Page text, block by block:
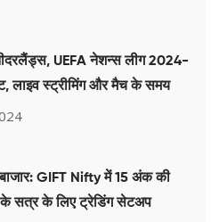
UEFA नेशन्स लीग 2024-
लाइव स्ट्रीमिंग और मैच के समय
GIFT Nifty में 15 अंक की
सत्र के लिए ट्रेडिंग सेटअप